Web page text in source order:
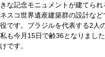
きな記念モニュメントが建てら
ネスコ世界遺産建築群の設計な
役です。ブラジルを代表する2人
私も今月15日で齢36となりまし
けです。